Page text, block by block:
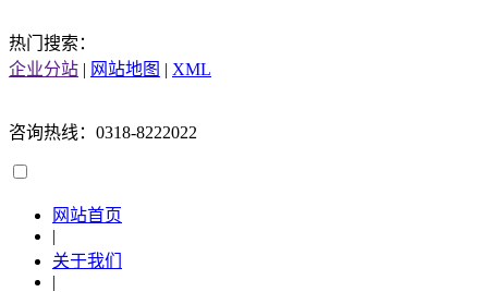
热门搜索：
企业分站 | 网站地图 | XML
咨询热线：0318-8222022
网站首页
|
关于我们
|